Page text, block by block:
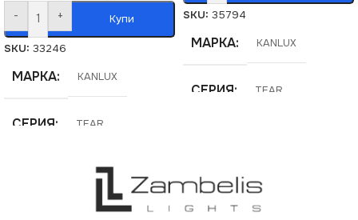
- + Купи
SKU: 33246
МАРКА KANLUX
СЕРИЯ TEAR
СТЕПЕН НА ЗАЩИТА
SKU: 35794
МАРКА KANLUX
СЕРИЯ TEAR
ТИП РЕЛСОВА
СИСТЕМА